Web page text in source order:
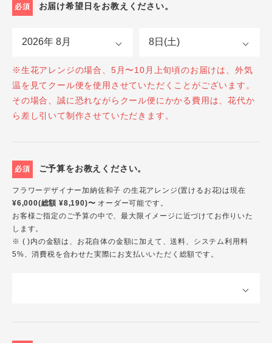
必須 お届け希望日をお教えください。
※生花アレンジの場合、5月〜10月上旬頃のお届けは、外気
温を見てクール便を使用させていただくことがございます。
その場合、誠に恐れながらクール便にかかる費用は、花代か
ら差し引いて制作させていただきます。
必須 ご予算をお教えください。
フラワーデザイナー加納佐和子 の生花アレンジ(置けるお花)は現在
¥6,000(総額 ¥8,190)〜 オーダー可能です。
お客様ご指定のご予算の中で、最大限イメージに近づけてお作りいた
します。
※ ( )内の金額は、お花自体の金額に加えて、送料、システム利用料
5%、消費税を合わせた実際にお支払いいただく総額です。